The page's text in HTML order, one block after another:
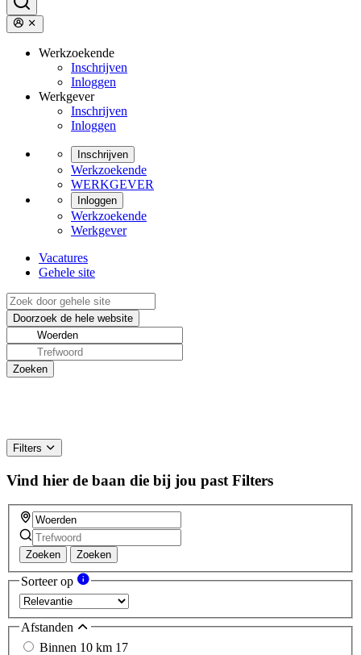
Werkzoekende
Inschrijven
Inloggen
Werkgever
Inschrijven
Inloggen
Inschrijven
Werkzoekende
WERKGEVER
Inloggen
Werkzoekende
Werkgever
Vacatures
Gehele site
Filters
Vind hier de baan die bij jou past Filters
Zoeken Zoeken
Sorteer op
Afstanden
Binnen 10 km 17